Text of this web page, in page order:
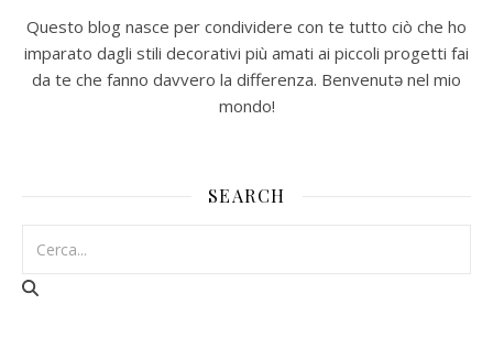
Questo blog nasce per condividere con te tutto ciò che ho
imparato dagli stili decorativi più amati ai piccoli progetti fai
da te che fanno davvero la differenza. Benvenutə nel mio
mondo!
SEARCH